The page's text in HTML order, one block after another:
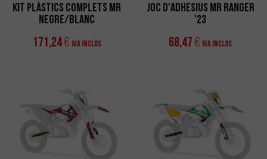
Kit Plàstics Complets MR
Negre/Blanc
171,24€ IVA Inclòs
Joc d'Adhesius MR Ranger
'23
68,47 € IVA Inclòs